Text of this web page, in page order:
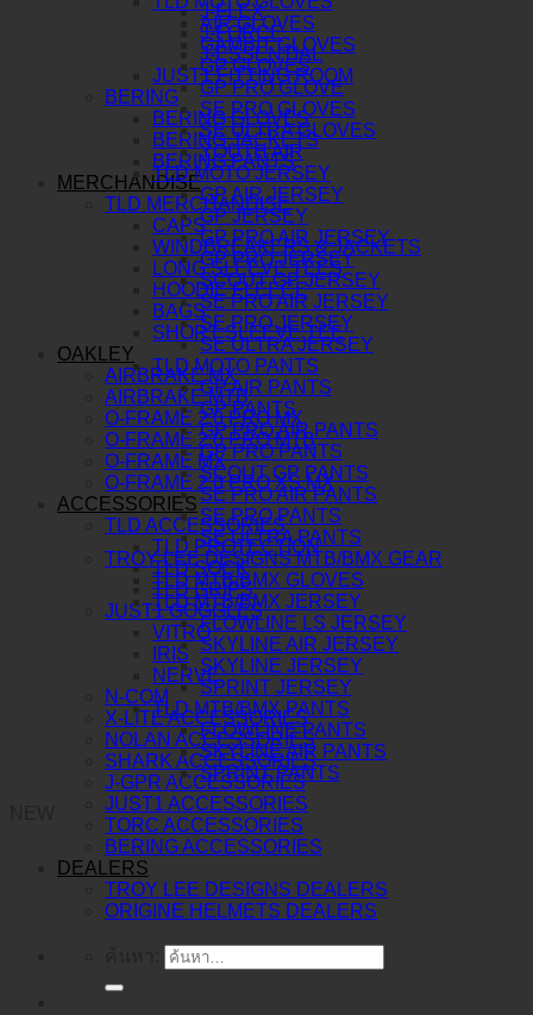
J-FLEX
J-FORCE
J-ESSENTIAL
JUST1 FITTING ROOM
BERING
BERING GLOVES
BERING JACKETS
BERING PANTS
MERCHANDISE
TLD MERCHANDISE
CAPS
WINDBREAKERS & JACKETS
LONG SLEEVE TEES
HOODIE FLEECE
BAGS
SHORT SLEEVE TEE
OAKLEY
AIRBRAKE MX
AIRBRAKE MTB
O-FRAME 2.0 PRO MX
O-FRAME 2.0 PRO MTB
O-FRAME MX
O-FRAME 2.0 PRO XS MX
ACCESSORIES
TLD ACCESSORIES
TLD PROTECTION
TLD SOCK
TLD GRIPS
JUST1 GOGGLES
VITRO
IRIS
NERVE
N-COM
X-LITE ACCESSORIES
NOLAN ACCESSORIES
SHARK ACCESSORIES
J-GPR ACCESSORIES
JUST1 ACCESSORIES
TORC ACCESSORIES
BERING ACCESSORIES
DEALERS
TROY LEE DESIGNS DEALERS
ORIGINE HELMETS DEALERS
AIR GLOVES
GAMBIT GLOVES
GP GLOVES
GP PRO GLOVE
SE PRO GLOVES
SE ULTRA GLOVES
YOUTH AIR
TLD MOTO JERSEY
GP AIR JERSEY
GP JERSEY
GP PRO AIR JERSEY
GP PRO JERSEY
SCOUT GP JERSEY
SE PRO AIR JERSEY
SE PRO JERSEY
SE ULTRA JERSEY
TLD MOTO PANTS
GP AIR PANTS
GP PANTS
GP PRO AIR PANTS
GP PRO PANTS
SCOUT GP PANTS
SE PRO AIR PANTS
SE PRO PANTS
SE ULTRA PANTS
TROY LEE DESIGNS MTB/BMX GEAR
TLD MTB/BMX GLOVES
TLD MTB/BMX JERSEY
FLOWLINE LS JERSEY
SKYLINE AIR JERSEY
SKYLINE JERSEY
SPRINT JERSEY
TLD MTB/BMX PANTS
FLOWLINE PANTS
SKYLINE AIR PANTS
SPRINT PANTS